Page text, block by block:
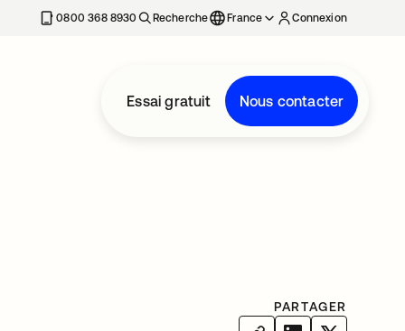
0800 368 8930 Recherche France Connexion
Essai gratuit Nous contacter
PARTAGER